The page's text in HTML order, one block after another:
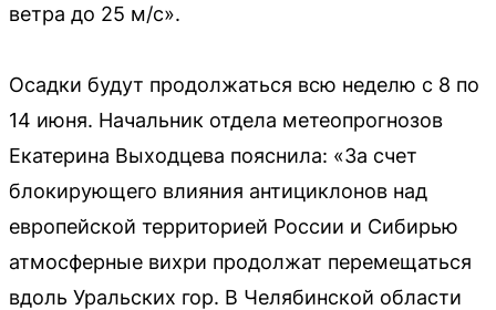
ветра до 25 м/с».
Осадки будут продолжаться всю неделю с 8 по
14 июня. Начальник отдела метеопрогнозов
Екатерина Выходцева пояснила: «За счет
блокирующего влияния антициклонов над
европейской территорией России и Сибирью
атмосферные вихри продолжат перемещаться
вдоль Уральских гор. В Челябинской области